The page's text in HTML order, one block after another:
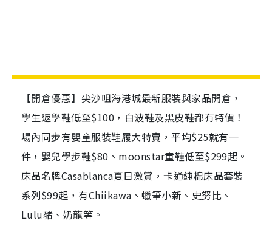
【開倉優惠】尖沙咀海港城最新服裝與家品開倉，
學生返學鞋低至$100，白波鞋及黑皮鞋都有特價！
場內同步有嬰童服裝鞋履大特賣，平均$25就有一
件，嬰兒學步鞋$80、moonstar童鞋低至$299起。
床品名牌Casablanca夏日激賞，卡通純棉床品套裝
系列$99起，有Chiikawa、蠟筆小新、史努比、
Lulu豬、奶龍等。